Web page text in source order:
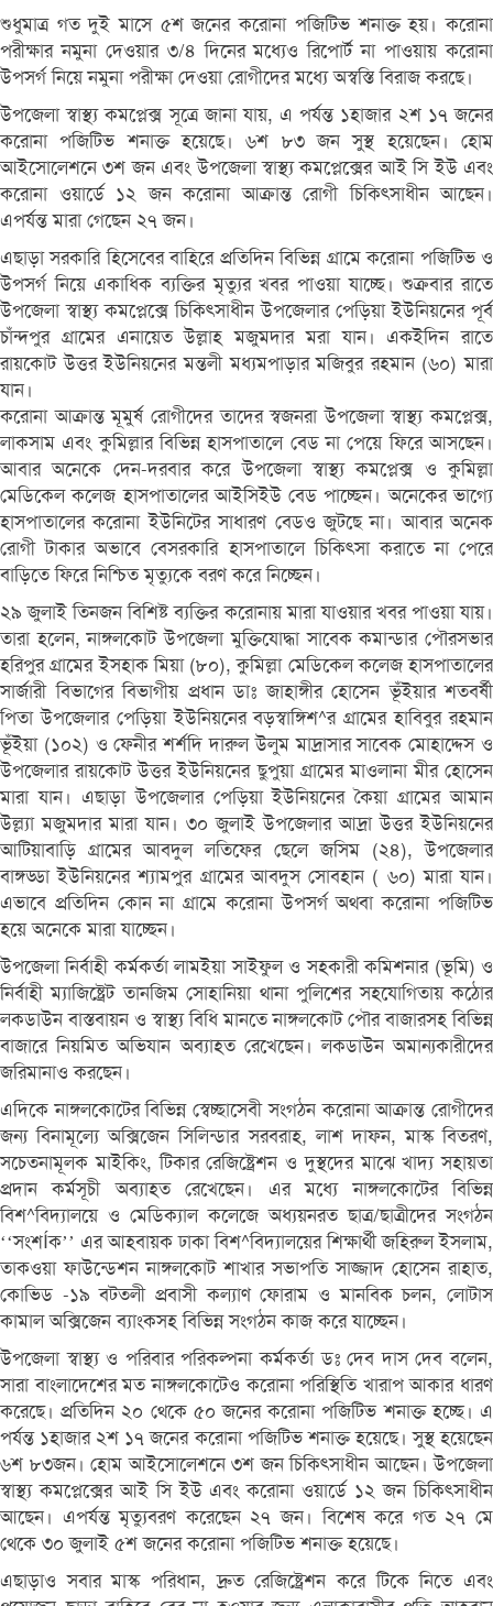
শুধুমাত্র গত দুই মাসে ৫শ জনের করোনা পজিটিভ শনাক্ত হয়। করোনা
পরীক্ষার নমুনা দেওয়ার ৩/৪ দিনের মধ্যেও রিপোর্ট না পাওয়ায় করোনা
উপসর্গ নিয়ে নমুনা পরীক্ষা দেওয়া রোগীদের মধ্যে অস্বস্তি বিরাজ করছে।
উপজেলা স্বাস্থ্য কমপ্লেক্স সূত্রে জানা যায়, এ পর্যন্ত ১হাজার ২শ ১৭ জনের
করোনা পজিটিভ শনাক্ত হয়েছে। ৬শ ৮৩ জন সুস্থ হয়েছেন। হোম
আইসোলেশনে ৩শ জন এবং উপজেলা স্বাস্থ্য কমপ্লেক্সের আই সি ইউ এবং
করোনা ওয়ার্ডে ১২ জন করোনা আক্রান্ত রোগী চিকিৎসাধীন আছেন।
এপর্যন্ত মারা গেছেন ২৭ জন।
এছাড়া সরকারি হিসেবের বাহিরে প্রতিদিন বিভিন্ন গ্রামে করোনা পজিটিভ ও
উপসর্গ নিয়ে একাধিক ব্যক্তির মৃত্যুর খবর পাওয়া যাচ্ছে। শুক্রবার রাতে
উপজেলা স্বাস্থ্য কমপ্লেক্সে চিকিৎসাধীন উপজেলার পেড়িয়া ইউনিয়নের পূর্ব
চাঁন্দপুর গ্রামের এনায়েত উল্লাহ মজুমদার মরা যান। একইদিন রাতে
রায়কোট উত্তর ইউনিয়নের মন্তলী মধ্যমপাড়ার মজিবুর রহমান (৬০) মারা
যান।
করোনা আক্রান্ত মূমুর্ষ রোগীদের তাদের স্বজনরা উপজেলা স্বাস্থ্য কমপ্লেক্স,
লাকসাম এবং কুমিল্লার বিভিন্ন হাসপাতালে বেড না পেয়ে ফিরে আসছেন।
আবার অনেকে দেন-দরবার করে উপজেলা স্বাস্থ্য কমপ্লেক্স ও কুমিল্লা
মেডিকেল কলেজ হাসপাতালের আইসিইউ বেড পাচ্ছেন। অনেকের ভাগ্যে
হাসপাতালের করোনা ইউনিটের সাধারণ বেডও জুটছে না। আবার অনেক
রোগী টাকার অভাবে বেসরকারি হাসপাতালে চিকিৎসা করাতে না পেরে
বাড়িতে ফিরে নিশ্চিত মৃত্যুকে বরণ করে নিচ্ছেন।
২৯ জুলাই তিনজন বিশিষ্ট ব্যক্তির করোনায় মারা যাওয়ার খবর পাওয়া যায়।
তারা হলেন, নাঙ্গলকোট উপজেলা মুক্তিযোদ্ধা সাবেক কমান্ডার পৌরসভার
হরিপুর গ্রামের ইসহাক মিয়া (৮০), কুমিল্লা মেডিকেল কলেজ হাসপাতালের
সার্জারী বিভাগের বিভাগীয় প্রধান ডাঃ জাহাঙ্গীর হোসেন ভূঁইয়ার শতবর্ষী
পিতা উপজেলার পেড়িয়া ইউনিয়নের বড়স্বাঙ্গিশ^র গ্রামের হাবিবুর রহমান
ভূঁইয়া (১০২) ও ফেনীর শর্শদি দারুল উলুম মাদ্রাসার সাবেক মোহাদ্দেস ও
উপজেলার রায়কোট উত্তর ইউনিয়নের ছুপুয়া গ্রামের মাওলানা মীর হোসেন
মারা যান। এছাড়া উপজেলার পেড়িয়া ইউনিয়নের কৈয়া গ্রামের আমান
উল্ল্যা মজুমদার মারা যান। ৩০ জুলাই উপজেলার আদ্রা উত্তর ইউনিয়নের
আটিয়াবাড়ি গ্রামের আবদুল লতিফের ছেলে জসিম (২৪), উপজেলার
বাঙ্গড্ডা ইউনিয়নের শ্যামপুর গ্রামের আবদুস সোবহান ( ৬০) মারা যান।
এভাবে প্রতিদিন কোন না গ্রামে করোনা উপসর্গ অথবা করোনা পজিটিভ
হয়ে অনেকে মারা যাচ্ছেন।
উপজেলা নির্বাহী কর্মকর্তা লামইয়া সাইফুল ও সহকারী কমিশনার (ভূমি) ও
নির্বাহী ম্যাজিষ্ট্রেট তানজিম সোহানিয়া থানা পুলিশের সহযোগিতায় কঠোর
লকডাউন বাস্তবায়ন ও স্বাস্থ্য বিধি মানতে নাঙ্গলকোট পৌর বাজারসহ বিভিন্ন
বাজারে নিয়মিত অভিযান অব্যাহত রেখেছেন। লকডাউন অমান্যকারীদের
জরিমানাও করছেন।
এদিকে নাঙ্গলকোটের বিভিন্ন স্বেচ্ছাসেবী সংগঠন করোনা আক্রান্ত রোগীদের
জন্য বিনামূল্যে অক্সিজেন সিলিন্ডার সরবরাহ, লাশ দাফন, মাস্ক বিতরণ,
সচেতনামূলক মাইকিং, টিকার রেজিষ্ট্রেশন ও দুস্থদের মাঝে খাদ্য সহায়তা
প্রদান কর্মসূচী অব্যাহত রেখেছেন। এর মধ্যে নাঙ্গলকোটের বিভিন্ন
বিশ^বিদ্যালয়ে ও মেডিক্যাল কলেজে অধ্যয়নরত ছাত্র/ছাত্রীদের সংগঠন
‘‘সংশÍক’’ এর আহবায়ক ঢাকা বিশ^বিদ্যালয়ের শিক্ষার্থী জহিরুল ইসলাম,
তাকওয়া ফাউন্ডেশন নাঙ্গলকোট শাখার সভাপতি সাজ্জাদ হোসেন রাহাত,
কোভিড -১৯ বটতলী প্রবাসী কল্যাণ ফোরাম ও মানবিক চলন, লোটাস
কামাল অক্সিজেন ব্যাংকসহ বিভিন্ন সংগঠন কাজ করে যাচ্ছেন।
উপজেলা স্বাস্থ্য ও পরিবার পরিকল্পনা কর্মকর্তা ডঃ দেব দাস দেব বলেন,
সারা বাংলাদেশের মত নাঙ্গলকোটেও করোনা পরিস্থিতি খারাপ আকার ধারণ
করেছে। প্রতিদিন ২০ থেকে ৫০ জনের করোনা পজিটিভ শনাক্ত হচ্ছে। এ
পর্যন্ত ১হাজার ২শ ১৭ জনের করোনা পজিটিভ শনাক্ত হয়েছে। সুস্থ হয়েছেন
৬শ ৮৩জন। হোম আইসোলেশনে ৩শ জন চিকিৎসাধীন আছেন। উপজেলা
স্বাস্থ্য কমপ্লেক্সের আই সি ইউ এবং করোনা ওয়ার্ডে ১২ জন চিকিৎসাধীন
আছেন। এপর্যন্ত মৃত্যুবরণ করেছেন ২৭ জন। বিশেষ করে গত ২৭ মে
থেকে ৩০ জুলাই ৫শ জনের করোনা পজিটিভ শনাক্ত হয়েছে।
এছাড়াও সবার মাস্ক পরিধান, দ্রুত রেজিষ্ট্রেশন করে টিকে নিতে এবং